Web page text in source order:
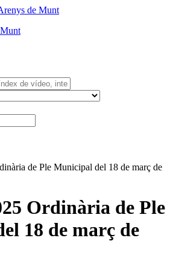
de Ple Municipal del 18 de març de
Ordinària de Ple
18 de març de